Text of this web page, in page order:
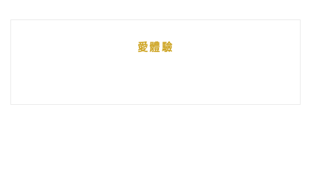
愛體驗